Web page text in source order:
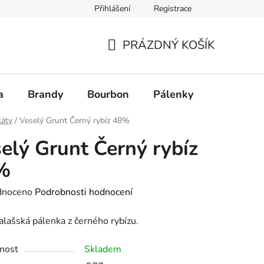
Přihlášení Registrace
KOŠÍK
PRÁZDNÝ KOŠÍK
Brandy Bourbon Pálenky
/ Veselý Grunt Černý rybíz 48%
Grunt Černý rybíz
Podrobnosti hodnocení
pálenka z černého rybízu.
Skladem